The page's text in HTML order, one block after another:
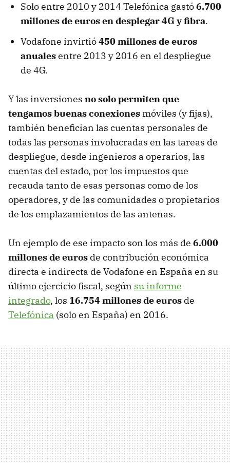
Solo entre 2010 y 2014 Telefónica gastó6.700
millones de euros en desplegar 4G y fibra.
Vodafone invirtió450 millones de euros
anualesentre 2013 y 2016 en el despliegue
de 4G.
Y las inversiones no solo permiten que
tengamos buenas conexiones móviles (y fijas),
también benefician las cuentas personales de
todas las personas involucradas en las tareas de
despliegue, desde ingenieros a operarios, las
cuentas del estado, por los impuestos que
recauda tanto de esas personas como de los
operadores, y de las comunidades o propietarios
de los emplazamientos de las antenas.
Un ejemplo de ese impacto son los más de 6.000
millones de euros de contribución económica
directa e indirecta de Vodafone en España en su
último ejercicio fiscal, según su informe
integrado, los 16.754 millones de euros de
Telefónica (solo en España) en 2016.